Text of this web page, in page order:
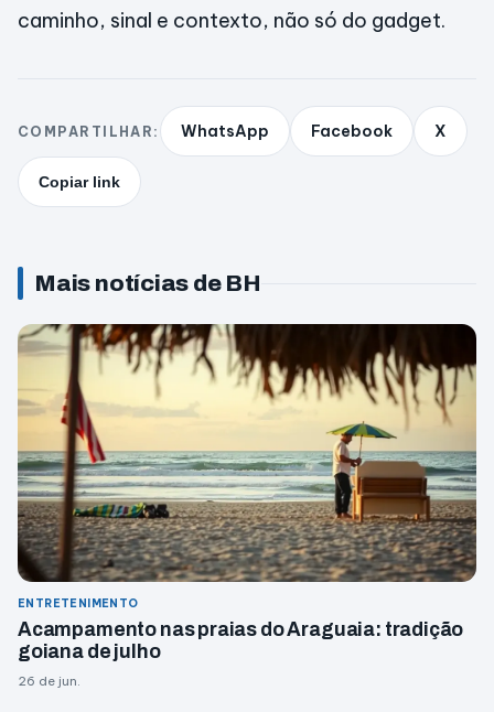
caminho, sinal e contexto, não só do gadget.
COMPARTILHAR: WhatsApp Facebook X
Copiar link
Mais notícias de BH
ENTRETENIMENTO
Acampamento nas praias do Araguaia: tradição
goiana de julho
26 de jun.